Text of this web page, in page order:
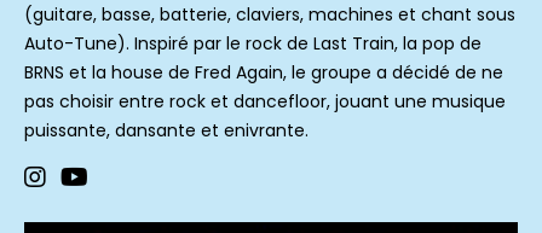
(guitare, basse, batterie, claviers, machines et chant sous
Auto-Tune). Inspiré par le rock de Last Train, la pop de
BRNS et la house de Fred Again, le groupe a décidé de ne
pas choisir entre rock et dancefloor, jouant une musique
puissante, dansante et enivrante.